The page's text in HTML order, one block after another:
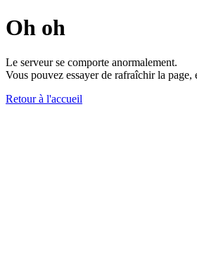
Oh oh
Le serveur se comporte anormalement.
Vous pouvez essayer de rafraîchir la
Retour à l'accueil